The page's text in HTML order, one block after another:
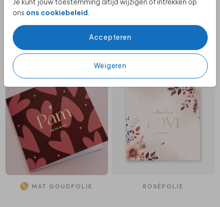
ons ons cookiebeleid.
Accepteren
Weigeren
KOPERFOLIE
MAT GOUDFOLIE ROSÉFOLIE